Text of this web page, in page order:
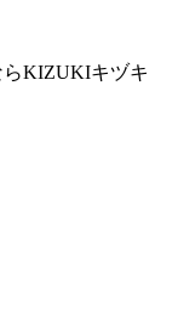
KIZUKIキヅキ